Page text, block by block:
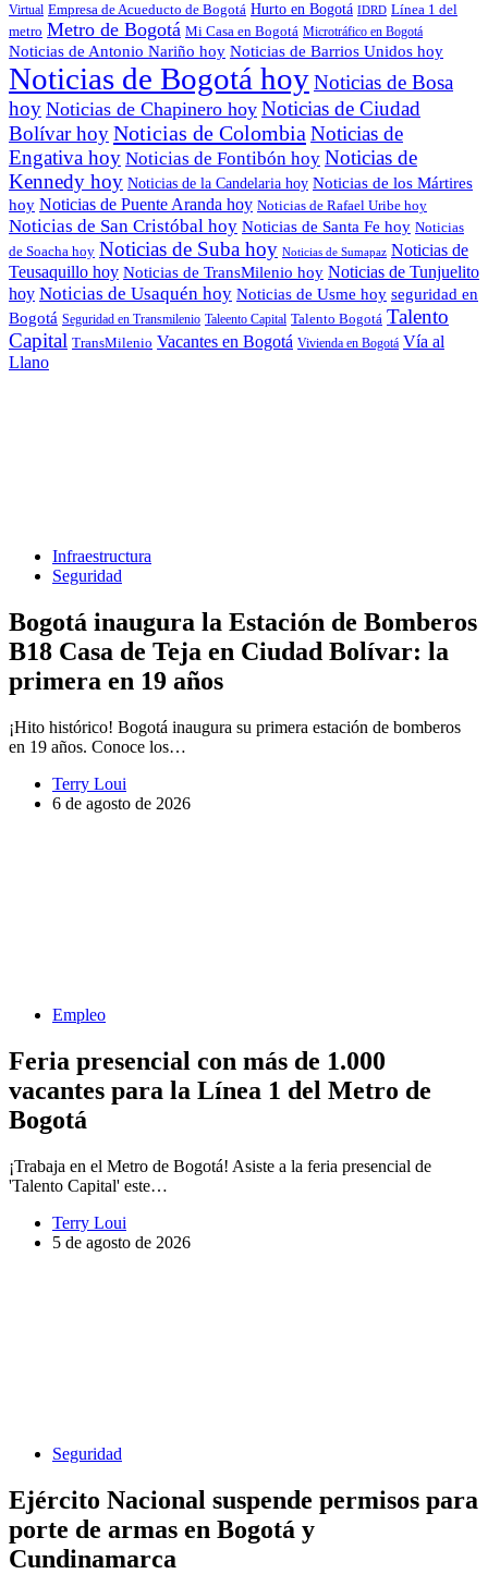
Virtual Empresa de Acueducto de Bogotá Hurto en Bogotá IDRD Línea 1 del
metro Metro de Bogotá Mi Casa en Bogotá Microtráfico en Bogotá
Noticias de Antonio Nariño hoy Noticias de Barrios Unidos hoy
Noticias de Bogotá hoyNoticias de Bosa
hoy Noticias de Chapinero hoy Noticias de Ciudad
Bolívar hoyNoticias de Colombia Noticias de
Engativa hoy Noticias de Fontibón hoy Noticias de
Kennedy hoy Noticias de la Candelaria hoy Noticias de los Mártires
hoy Noticias de Puente Aranda hoy Noticias de Rafael Uribe hoy
Noticias de San Cristóbal hoy Noticias de Santa Fe hoy Noticias
de Soacha hoy Noticias de Suba hoy Noticias de Sumapaz Noticias de
Teusaquillo hoy Noticias de TransMilenio hoy Noticias de Tunjuelito
hoy Noticias de Usaquén hoy Noticias de Usme hoy seguridad en
Bogotá Seguridad en Transmilenio Taleento Capital Talento Bogotá Talento
Capital TransMilenio Vacantes en Bogotá Vivienda en Bogotá Vía al
Llano
Infraestructura
Seguridad
Bogotá inaugura la Estación de Bomberos
B18 Casa de Teja en Ciudad Bolívar: la
primera en 19 años
¡Hito histórico! Bogotá inaugura su primera estación de bomberos
en 19 años. Conoce los…
Terry Loui
6 de agosto de 2026
Empleo
Feria presencial con más de 1.000
vacantes para la Línea 1 del Metro de
Bogotá
¡Trabaja en el Metro de Bogotá! Asiste a la feria presencial de
'Talento Capital' este…
Terry Loui
5 de agosto de 2026
Seguridad
Ejército Nacional suspende permisos para
porte de armas en Bogotá y
Cundinamarca